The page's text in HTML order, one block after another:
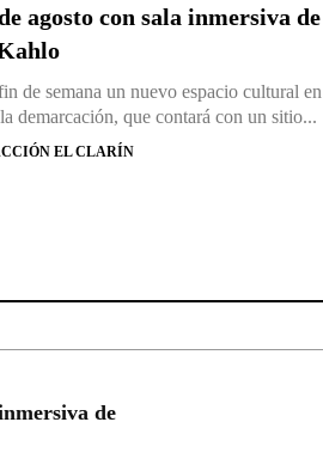
agosto con sala inmersiva de
de semana un nuevo espacio cultural en
demarcación, que contará con un sitio...
EL CLARÍN
de